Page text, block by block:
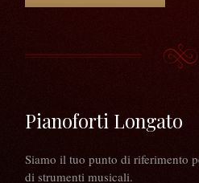
Pianoforti Longato
Siamo il tuo punto di riferimento
di strumenti musicali.